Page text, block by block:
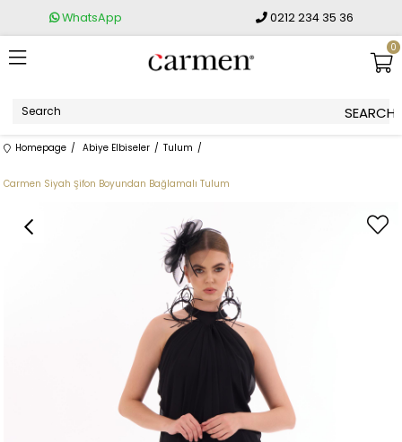
WhatsApp 0212 234 35 36
0
Homepage Abiye Elbiseler Tulum
Carmen Siyah Şifon Boyundan Bağlamalı Tulum